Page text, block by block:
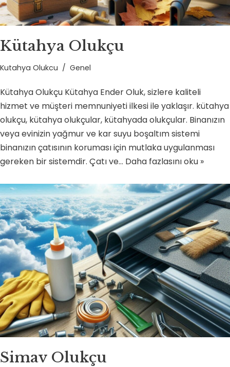
Kütahya Olukçu
Kutahya Olukcu Genel
Kütahya Olukçu Kütahya Ender Oluk, sizlere kaliteli
hizmet ve müşteri memnuniyeti ilkesi ile yaklaşır. kütahya
olukçu, kütahya olukçular, kütahyada olukçular. Binanızın
veya evinizin yağmur ve kar suyu boşaltım sistemi
binanızın çatısının koruması için mutlaka uygulanması
gereken bir sistemdir. Çatı ve… Daha fazlasını oku »
Simav Olukçu